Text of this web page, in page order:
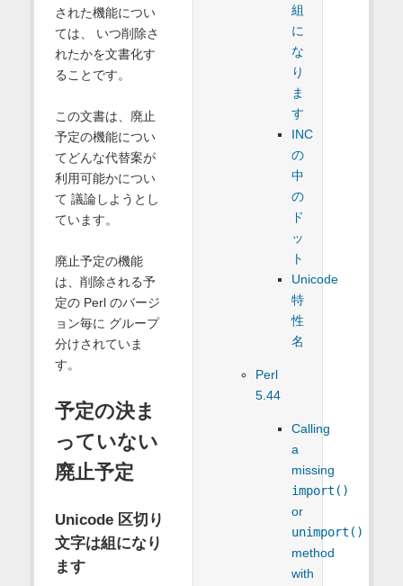
組
に
な
り
ま
す
INC
の
中
の
ド
ッ
ト
Unicode
特
性
名
Perl
5.44
Calling
a
missing
import()
or
unimport()
method
with
された機能につい
ては、 いつ削除さ
れたかを文書化す
ることです。
この文書は、廃止
予定の機能につい
てどんな代替案が
利用可能かについ
て 議論しようとし
ています。
廃止予定の機能
は、削除される予
定の Perl のバージ
ョン毎に グループ
分けされていま
す。
予定の決ま
っていない
廃止予定
Unicode 区切り
文字は組になり
ます